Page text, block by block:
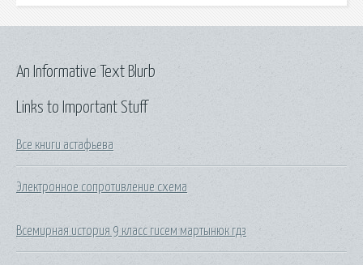
Links to Important Stuff
Все книги астафьева
Электронное сопротивление схема
Всемирная история 9 класс гисем мартынюк гдз
An Informative Text Blurb